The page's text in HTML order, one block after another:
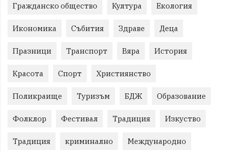
Гражданско общество Култура Екология
Икономика Събития Здраве Деца
Празници Транспорт Вяра История
Красота Спорт Християнство
Поликраище Туризъм БДЖ Образование
Фолклор Фестивал Традиция Изкуство
Традиция криминално Международно